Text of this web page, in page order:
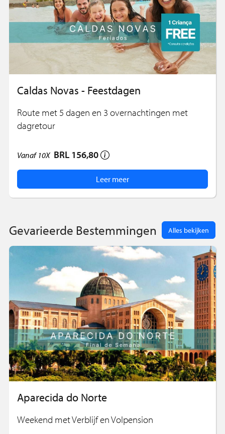
Caldas Novas - Feestdagen
Route met 5 dagen en 3 overnachtingen met
dagretour
Vanaf 10X BRL 156,80
Leer meer
Gevarieerde Bestemmingen Alles bekijken
Aparecida do Norte
Weekend met Verblijf en Volpension